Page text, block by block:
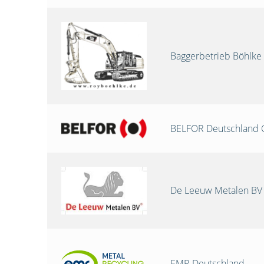
Baggerbetrieb Böhlke
BELFOR Deutschland
De Leeuw Metalen BV